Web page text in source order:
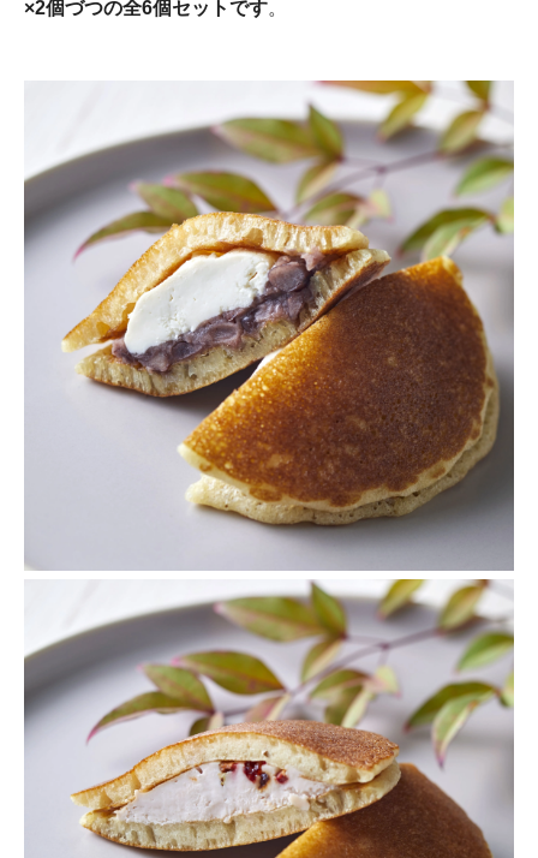
×2個づつの全6個セットです。